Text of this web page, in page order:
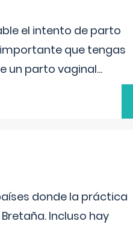
el intento de parto
importante que tengas
un parto vaginal...
donde la práctica
Incluso hay